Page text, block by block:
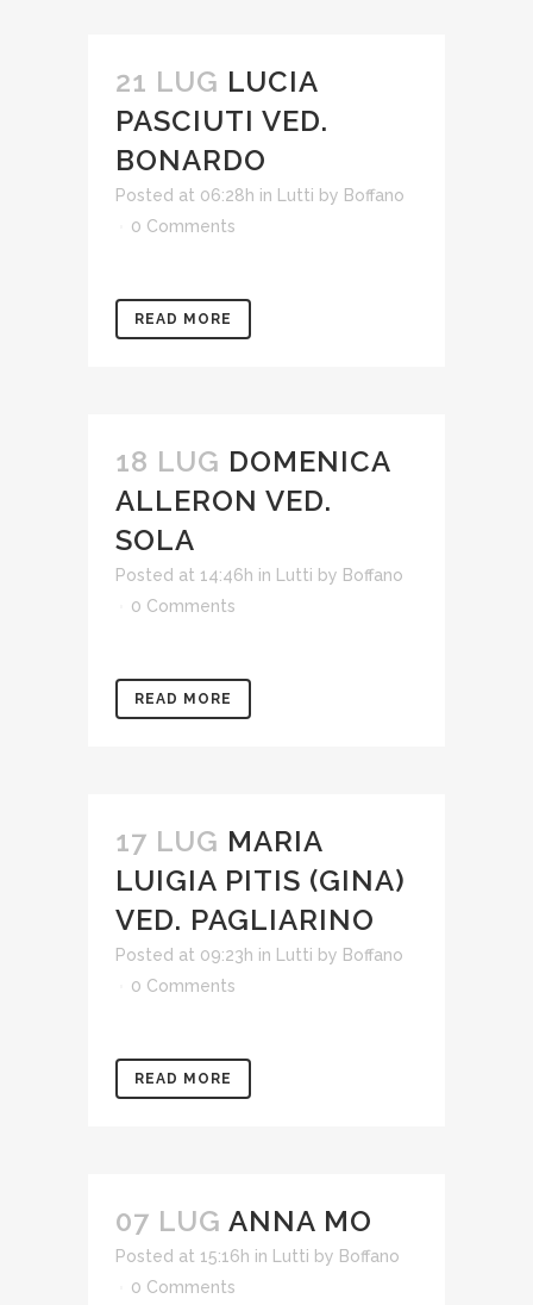
21 LUG LUCIA
PASCIUTI VED.
BONARDO
Posted at 06:28h in Lutti by Boffano
0 Comments
READ MORE
18 LUG DOMENICA
ALLERON VED.
SOLA
Posted at 14:46h in Lutti by Boffano
0 Comments
READ MORE
17 LUG MARIA
LUIGIA PITIS (GINA)
VED. PAGLIARINO
Posted at 09:23h in Lutti by Boffano
0 Comments
READ MORE
07 LUG ANNA MO
Posted at 15:16h in Lutti by Boffano
0 Comments